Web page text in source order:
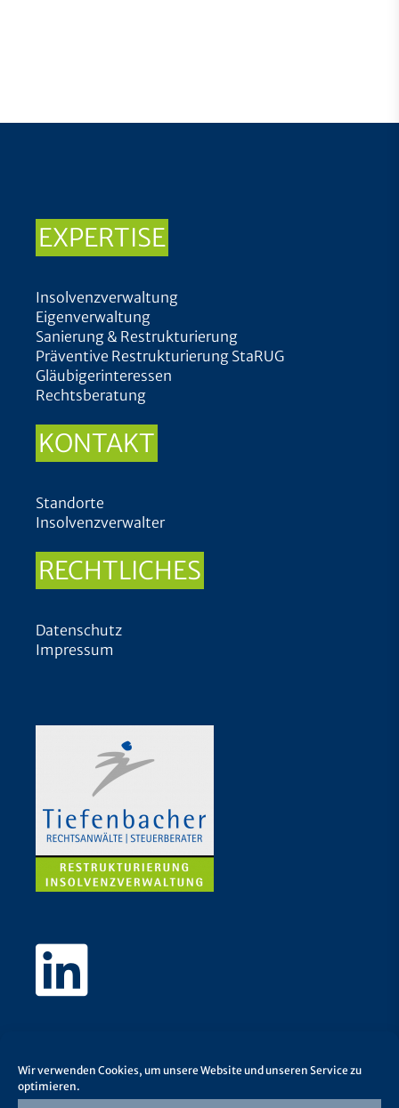
Wir verwenden Cookies, um unsere Website und unseren Service zu
optimieren.
EXPERTISE
Insolvenzverwaltung
Eigenverwaltung
Sanierung & Restrukturierung
Präventive Restrukturierung StaRUG
Gläubigerinteressen
Rechtsberatung
KONTAKT
Standorte
Insolvenzverwalter
RECHTLICHES
Datenschutz
Impressum